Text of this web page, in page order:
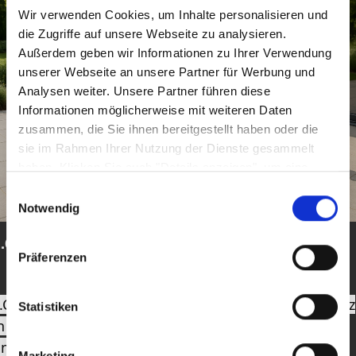
Wir verwenden Cookies, um Inhalte personalisieren und
die Zugriffe auf unsere Webseite zu analysieren.
Außerdem geben wir Informationen zu Ihrer Verwendung
unserer Webseite an unsere Partner für Werbung und
Analysen weiter. Unsere Partner führen diese
Informationen möglicherweise mit weiteren Daten
zusammen, die Sie ihnen bereitgestellt haben oder die
sie im Rahmen Ihrer Nutzung der Dienste gesammelt
Information dazu und die Möglichkeit, Ihre Auswahl im
Notwendig
Präferenzen
Statistiken
Wholesaler
Wholesaler ist ein deutscher Großhändler mit Sitz
Braak bei Hamburg, der seit 1995 stilvolle Wohn-
Gartenprodukte importiert und vertreibt. Unter